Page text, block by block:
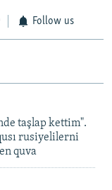
Follow us
taşlap kettim".
rusiyelilerni
quva